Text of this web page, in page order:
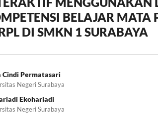
BELAJAR MATA
DI SMKN 1 SURABAYA
Cindi Permatasari
Negeri Surabaya
Ekohariadi
Negeri Surabaya